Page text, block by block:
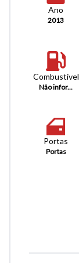
Ano
2013
Combustível
Não infor...
Portas
Portas